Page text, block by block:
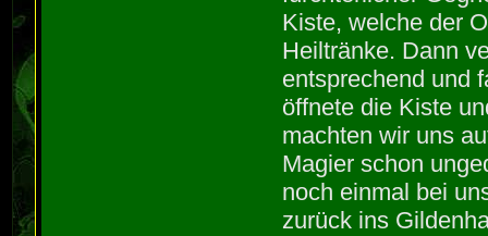
Kiste, welche der
Heiltränke. Dann
entsprechend und
öffnete die Kiste
machten wir uns
Magier schon
noch einmal bei
zurück ins